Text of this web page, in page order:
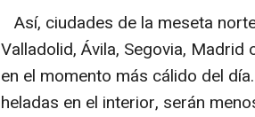
Así, ciudades de la meseta
Valladolid, Ávila, Segovia, Madrid
en el momento más cálido del
heladas en el interior, serán